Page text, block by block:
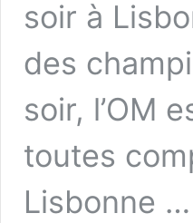
soir à
des
soir, l’OM
toutes
Lisbonne …